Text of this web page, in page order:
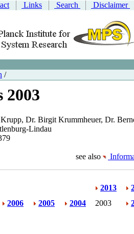
Links Search Disclaimer
/
2003
Dr. Birgit Krummheuer, Dr.
Lindau
see also
2013
2006 2005 2004 2003